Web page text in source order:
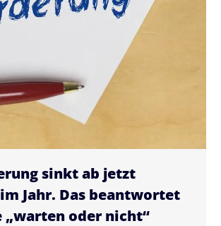
sinkt ab jetzt
Jahr. Das beantwortet
„warten oder nicht“